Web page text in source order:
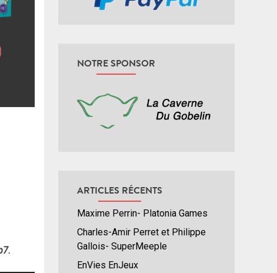
NOTRE SPONSOR
ARTICLES RÉCENTS
Maxime Perrin- Platonia Games
Charles-Amir Perret et Philippe
Gallois- SuperMeeple
EnVies EnJeux